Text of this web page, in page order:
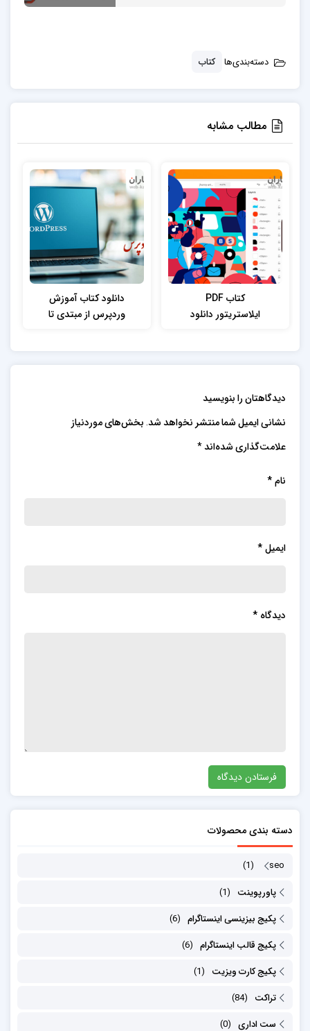
دسته‌بندی‌ها کتاب
مطالب مشابه
کتاب PDF
ایلاستریتور دانلود
دانلود کتاب آموزش
وردپرس از مبتدی تا
دیدگاهتان را بنویسید
نشانی ایمیل شما منتشر نخواهد شد. بخش‌های موردنیاز
علامت‌گذاری شده‌اند*
نام*
ایمیل*
دیدگاه *
دسته بندی محصولات
seo
(1)
پاورپوینت (1)
پکیج بیزینسی اینستاگرام (6)
پکیج قالب اینستاگرام (6)
پکیج کارت ویزیت (1)
تراکت (84)
ست اداری (0)